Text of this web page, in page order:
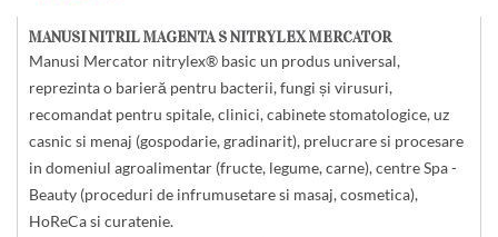
MANUSI NITRIL MAGENTA S NITRYLEX MERCATOR
Manusi Mercator nitrylex® basic un produs universal,
reprezinta o barieră pentru bacterii, fungi și virusuri,
recomandat pentru spitale, clinici, cabinete stomatologice, uz
casnic si menaj (gospodarie, gradinarit), prelucrare si procesare
in domeniul agroalimentar (fructe, legume, carne), centre Spa -
Beauty (proceduri de infrumusetare si masaj, cosmetica),
HoReCa si curatenie.